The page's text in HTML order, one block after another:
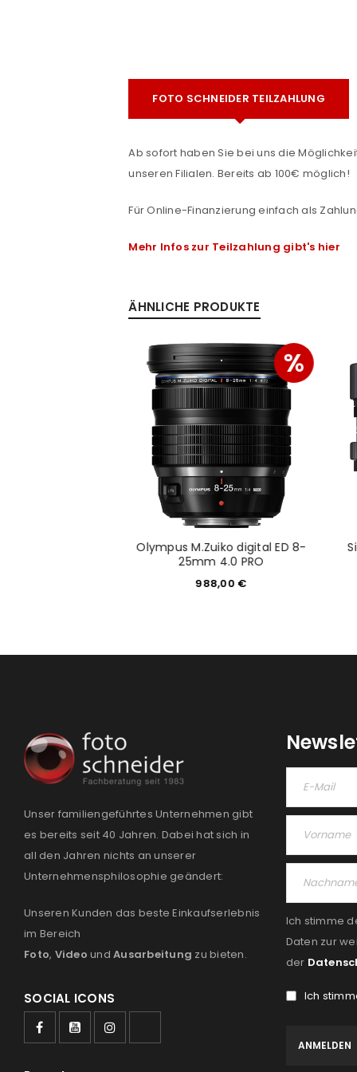
Passwort*
ANMELDEN
FOTO SCHNEIDER TEILZAHLUNG
Ab sofort haben Sie bei uns die
unseren Filialen. Bereits ab 100€ möglich!
Für Online-Finanzierung einfach als
Mehr Infos zur Teilzahlung gibt's hier
ÄHNLICHE PRODUKTE
%
Olympus M.Zuiko digital ED 8-
25mm 4.0 PRO
988,00€
Unser familiengeführtes Unternehmen gibt
es bereits seit 40 Jahren. Dabei hat sich in
all den Jahren nichts an unserer
Unternehmensphilosophie geändert:
Unseren Kunden das beste Einkaufserlebnis
im Bereich
Foto, Video und Ausarbeitung zu bieten.
SOCIAL ICONS
Ich stimme
Daten zur
der
Ich